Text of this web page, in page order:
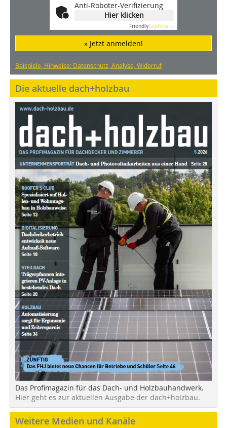
Anti-Roboter-Verifizierung
Hier klicken
FriendlyCaptcha ⇗
» Jetzt anmelden!
Beispiele, Hinweise: Datenschutz, Analyse, Widerruf
Die aktuelle dach+holzbau
Das Profimagazin für das Dach- und Holzbauhandwerk.
Hier geht es zur aktuellen Ausgabe der dach+holzbau.
Weitere Medien und Kanäle